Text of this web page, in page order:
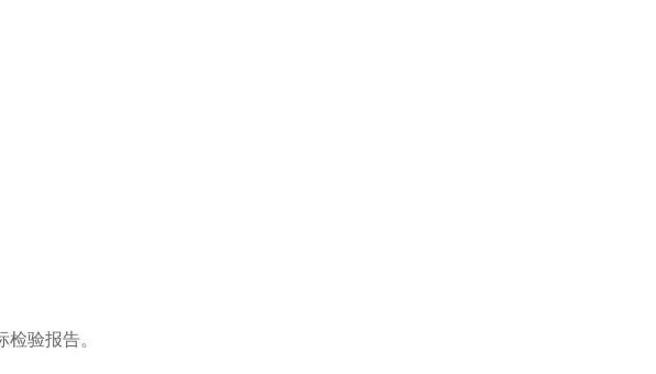
验报告。